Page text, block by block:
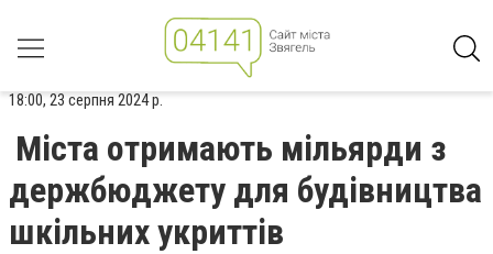
18:00, 23 серпня 2024 р.
Міста отримають мільярди з
держбюджету для будівництва
шкільних укриттів